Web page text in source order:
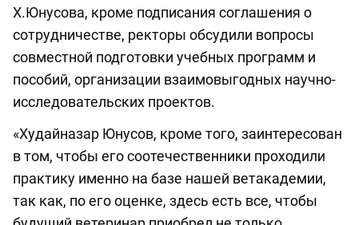
Х.Юнусова, кроме подписания соглашения о
сотрудничестве, ректоры обсудили вопросы
совместной подготовки учебных программ и
пособий, организации взаимовыгодных научно-
исследовательских проектов.
«Худайназар Юнусов, кроме того, заинтересован
в том, чтобы его соотечественники проходили
практику именно на базе нашей ветакадемии,
так как, по его оценке, здесь есть все, чтобы